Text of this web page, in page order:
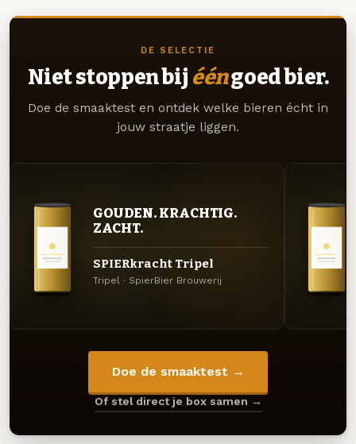
DE SELECTIE
Niet stoppen bij ééngoed bier.
Doe de smaaktest en ontdek welke bieren écht in
jouw straatje liggen.
GOUDEN. KRACHTIG.
ZACHT.
SPIERkracht Tripel
Tripel · SpierBier Brouwerij
Doe de smaaktest →
Of stel direct je box samen →